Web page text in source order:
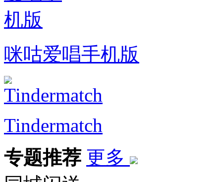
咪咕爱唱手机版
Tindermatch
专题推荐 更多